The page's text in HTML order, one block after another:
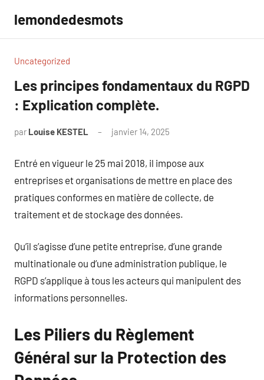
contenu
lemondedesmots
Uncategorized
Les principes fondamentaux du RGPD
: Explication complète.
par Louise KESTEL janvier 14, 2025
Entré en vigueur le 25 mai 2018, il impose aux
entreprises et organisations de mettre en place des
pratiques conformes en matière de collecte, de
traitement et de stockage des données.
Qu’il s’agisse d’une petite entreprise, d’une grande
multinationale ou d’une administration publique, le
RGPD s’applique à tous les acteurs qui manipulent des
informations personnelles.
Les Piliers du Règlement
Général sur la Protection des